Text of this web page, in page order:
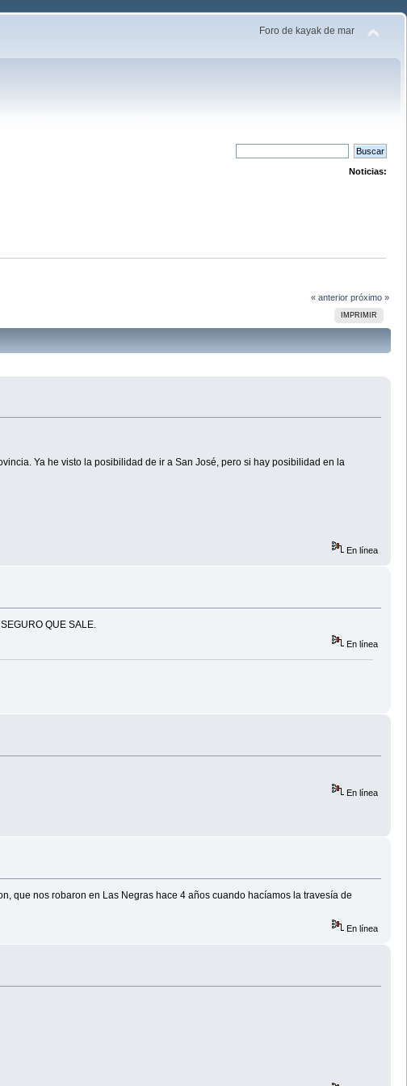
Foro de kayak de mar
Noticias:
« anterior próximo »
IMPRIMIR
Ya he visto la posibilidad de ir a San José, pero si hay posibilidad en la
En línea
QUE SALE.
En línea
En línea
que nos robaron en Las Negras hace 4 años cuando hacíamos la travesía de
En línea